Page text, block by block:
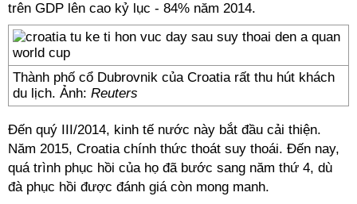
trên GDP lên cao kỷ lục - 84% năm 2014.
Thành phố cổ Dubrovnik của Croatia rất thu hút khách
du lịch. Ảnh: Reuters
Đến quý III/2014, kinh tế nước này bắt đầu cải thiện.
Năm 2015, Croatia chính thức thoát suy thoái. Đến nay,
quá trình phục hồi của họ đã bước sang năm thứ 4, dù
đà phục hồi được đánh giá còn mong manh.